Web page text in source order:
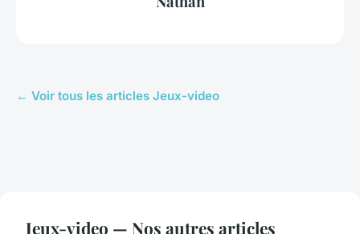
← Voir tous les articles Jeux-video
Jeux-video — Nos autres articles